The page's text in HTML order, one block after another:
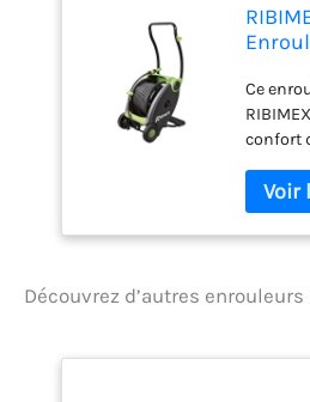
Ce
confort
confort
à la
en
Découvrez d’autres